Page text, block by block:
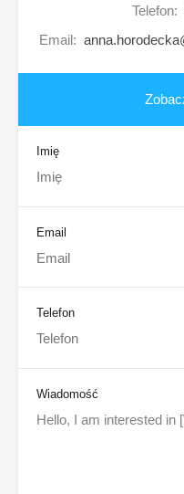
Telefon:
Email:
Imię
Email
Telefon
Wiadomość